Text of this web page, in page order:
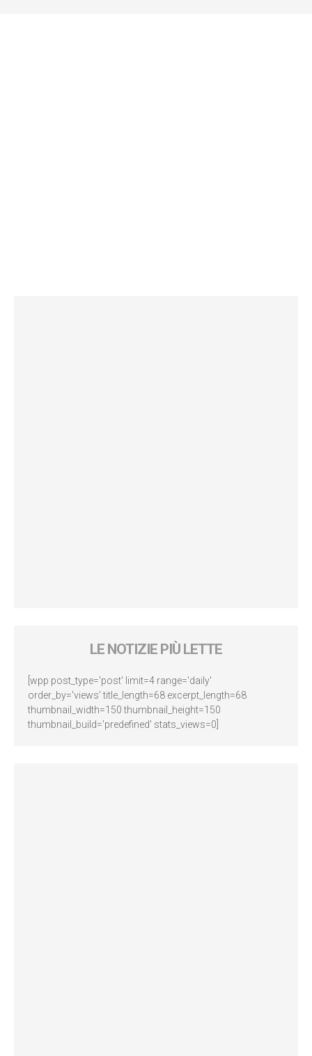
LE NOTIZIE PIÙ LETTE
[wpp post_type='post' limit=4 range='daily'
order_by='views' title_length=68 excerpt_length=68
thumbnail_width=150 thumbnail_height=150
thumbnail_build='predefined' stats_views=0]